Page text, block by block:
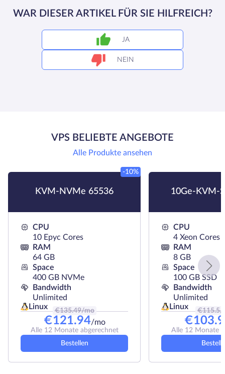
WAR DIESER ARTIKEL FÜR SIE HILFREICH?
JA
NEIN
VPS BELIEBTE ANGEBOTE
Alle Produkte ansehen
KVM-NVMe 65536
-10%
CPU
10 Epyc Cores
RAM
64 GB
Space
400 GB NVMe
Bandwidth
Unlimited
Linux
€135.49/mo
€121.94/mo
Alle 12 Monate abgerechnet
Bestellen
10Ge-KVM-
CPU
4 Xeon Cores
RAM
8 GB
Space
100 GB SSD
Bandwidth
Unlimited
Linux
€115.5/
€
Alle 12 Monate